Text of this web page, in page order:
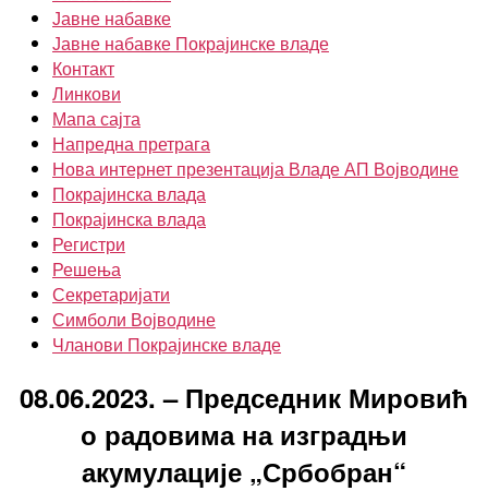
Јавне набавке
Јавне набавке Покрајинске владе
Контакт
Линкови
Мапа сајта
Напредна претрага
Нова интернет презентација Владе АП Војводине
Покрајинска влада
Покрајинска влада
Регистри
Решења
Секретаријати
Симболи Војводине
Чланови Покрајинске владе
08.06.2023. – Председник Мировић
о радовима на изградњи
акумулације „Србобран“